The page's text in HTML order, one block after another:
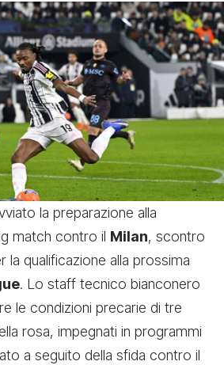
la preparazione alla
match contro il Milan, scontro
qualificazione alla prossima
. Lo staff tecnico bianconero
le condizioni precarie di tre
rosa, impegnati in programmi
a seguito della sfida contro il